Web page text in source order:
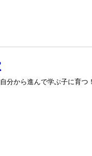
分から進んで学ぶ子に育つ